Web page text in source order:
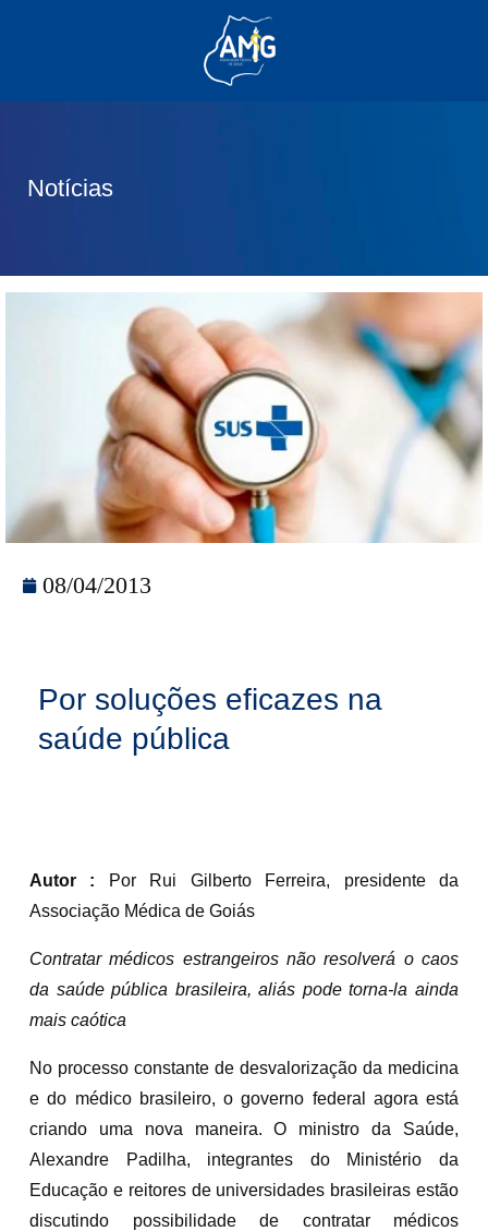
Notícias
08/04/2013
Por soluções eficazes na
saúde pública
Autor : Por Rui Gilberto Ferreira, presidente da
Associação Médica de Goiás
Contratar médicos estrangeiros não resolverá o caos
da saúde pública brasileira, aliás pode torna-la ainda
mais caótica
No processo constante de desvalorização da medicina
e do médico brasileiro, o governo federal agora está
criando uma nova maneira. O ministro da Saúde,
Alexandre Padilha, integrantes do Ministério da
Educação e reitores de universidades brasileiras estão
discutindo possibilidade de contratar médicos